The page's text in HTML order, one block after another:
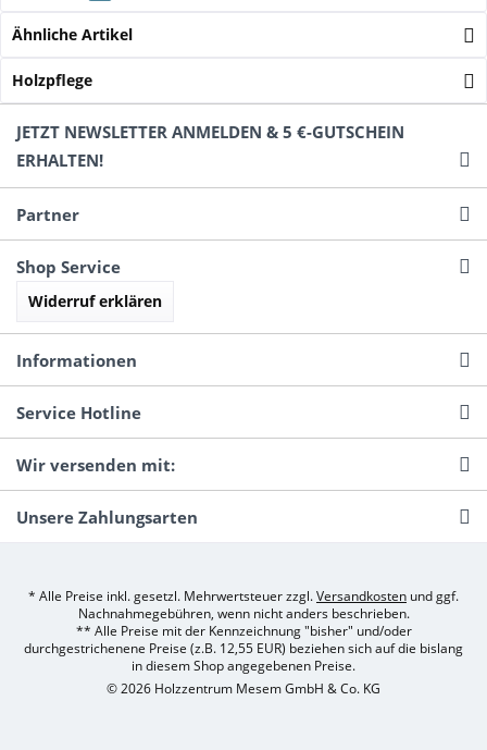
Ähnliche Artikel
Holzpflege
JETZT NEWSLETTER ANMELDEN & 5 €-GUTSCHEIN
ERHALTEN!
Partner
Shop Service
Widerruf erklären
Informationen
Service Hotline
Wir versenden mit:
Unsere Zahlungsarten
* Alle Preise inkl. gesetzl. Mehrwertsteuer zzgl.Versandkosten und ggf.
Nachnahmegebühren, wenn nicht anders beschrieben.
** Alle Preise mit der Kennzeichnung "bisher" und/oder
durchgestrichenene Preise (z.B. 12,55 EUR) beziehen sich auf die bislang
in diesem Shop angegebenen Preise.
© 2026 Holzzentrum Mesem GmbH & Co. KG